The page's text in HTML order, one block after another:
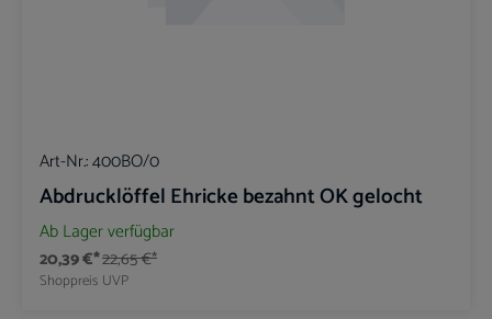
Art-Nr.:400BO/0
Abdrucklöffel Ehricke bezahnt OK gelocht
Ab Lager verfügbar
20,39 €*
Shoppreis
22,65 €*
UVP